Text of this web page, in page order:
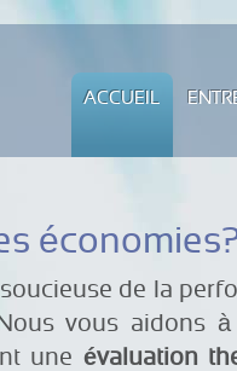
ACCUEIL
de la
vous aidons à
une évaluation